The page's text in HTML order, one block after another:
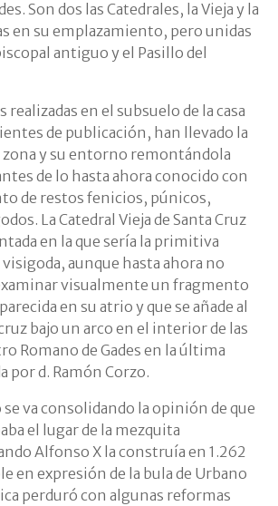
Son dos las Catedrales, la Vieja y la
en su emplazamiento, pero unidas
antiguo y el Pasillo del
realizadas en el subsuelo de la casa
de publicación, han llevado la
y su entorno remontándola
de lo hasta ahora conocido con
de restos fenicios, púnicos,
La Catedral Vieja de Santa Cruz
en la que sería la primitiva
aunque hasta ahora no
visualmente un fragmento
en su atrio y que se añade al
bajo un arco en el interior de las
Romano de Gades en la última
por d. Ramón Corzo.
va consolidando la opinión de que
el lugar de la mezquita
Alfonso X la construía en 1.262
en expresión de la bula de Urbano
perduró con algunas reformas